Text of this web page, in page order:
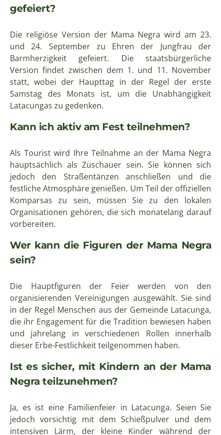
gefeiert?
Die religiöse Version der Mama Negra wird am 23.
und 24. September zu Ehren der Jungfrau der
Barmherzigkeit gefeiert. Die staatsbürgerliche
Version findet zwischen dem 1. und 11. November
statt, wobei der Haupttag in der Regel der erste
Samstag des Monats ist, um die Unabhängigkeit
Latacungas zu gedenken.
Kann ich aktiv am Fest teilnehmen?
Als Tourist wird Ihre Teilnahme an der Mama Negra
hauptsächlich als Zuschauer sein. Sie können sich
jedoch den Straßentänzen anschließen und die
festliche Atmosphäre genießen. Um Teil der offiziellen
Komparsas zu sein, müssen Sie zu den lokalen
Organisationen gehören, die sich monatelang darauf
vorbereiten.
Wer kann die Figuren der Mama Negra
sein?
Die Hauptfiguren der Feier werden von den
organisierenden Vereinigungen ausgewählt. Sie sind
in der Regel Menschen aus der Gemeinde Latacunga,
die ihr Engagement für die Tradition bewiesen haben
und jahrelang in verschiedenen Rollen innerhalb
dieser Erbe-Festlichkeit teilgenommen haben.
Ist es sicher, mit Kindern an der Mama
Negra teilzunehmen?
Ja, es ist eine Familienfeier in Latacunga. Seien Sie
jedoch vorsichtig mit dem Schießpulver und dem
intensiven Lärm, der kleine Kinder während der